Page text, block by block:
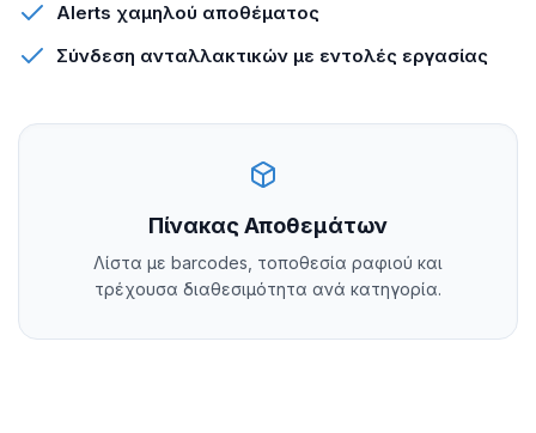
Alerts χαμηλού αποθέματος
Σύνδεση ανταλλακτικών με εντολές εργασίας
Πίνακας Αποθεμάτων
Λίστα με barcodes, τοποθεσία ραφιού και
τρέχουσα διαθεσιμότητα ανά κατηγορία.